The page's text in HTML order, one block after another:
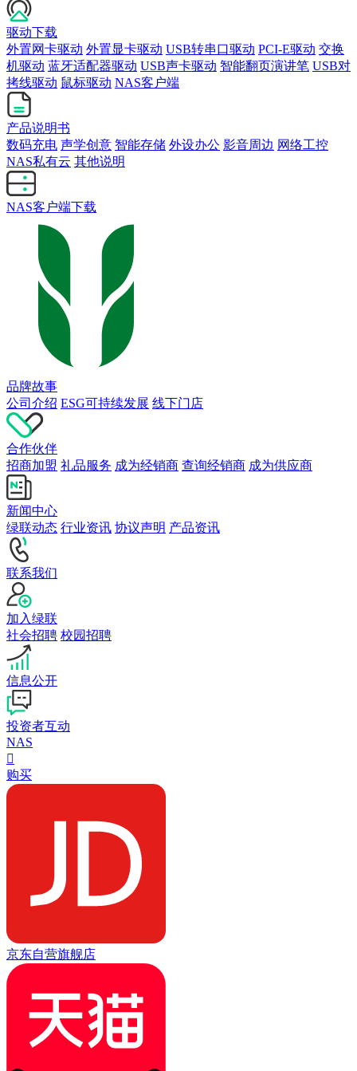
驱动下载
外置网卡驱动 外置显卡驱动 USB转串口驱动 PCI-E驱动 交换
机驱动 蓝牙适配器驱动 USB声卡驱动 智能翻页演讲笔 USB对
拷线驱动 鼠标驱动 NAS客户端
产品说明书
数码充电 声学创意 智能存储 外设办公 影音周边 网络工控
NAS私有云 其他说明
NAS客户端下载
品牌故事
公司介绍 ESG可持续发展 线下门店
合作伙伴
招商加盟 礼品服务 成为经销商 查询经销商 成为供应商
新闻中心
绿联动态 行业资讯 协议声明 产品资讯
联系我们
加入绿联
社会招聘 校园招聘
信息公开
投资者互动
NAS

购买
京东自营旗舰店